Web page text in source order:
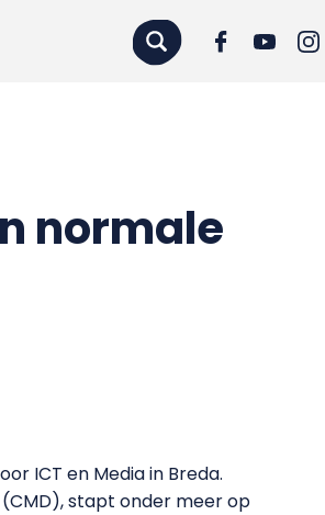
normale
ICT en Media in Breda.
stapt onder meer op